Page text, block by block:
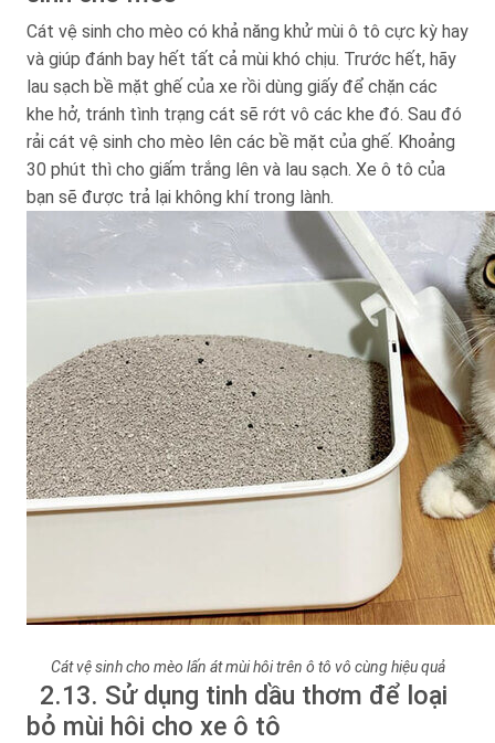
Cát vệ sinh cho mèo có khả năng khử mùi ô tô cực kỳ hay
và giúp đánh bay hết tất cả mùi khó chịu. Trước hết, hãy
lau sạch bề mặt ghế của xe rồi dùng giấy để chặn các
khe hở, tránh tình trạng cát sẽ rớt vô các khe đó. Sau đó
rải cát vệ sinh cho mèo lên các bề mặt của ghế. Khoảng
30 phút thì cho giấm trắng lên và lau sạch. Xe ô tô của
bạn sẽ được trả lại không khí trong lành.
Cát vệ sinh cho mèo lấn át mùi hôi trên ô tô vô cùng hiệu quả
2.13. Sử dụng tinh dầu thơm để loại
bỏ mùi hôi cho xe ô tô